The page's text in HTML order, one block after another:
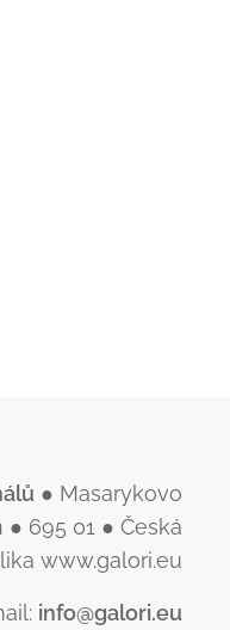
● Masarykovo
695 01 ● Česká
www.galori.eu
info@galori.eu